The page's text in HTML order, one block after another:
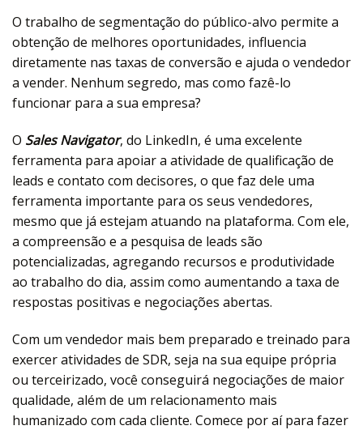
O trabalho de segmentação do público-alvo permite a
obtenção de melhores oportunidades, influencia
diretamente nas taxas de conversão e ajuda o vendedor
a vender. Nenhum segredo, mas como fazê-lo
funcionar para a sua empresa?
O Sales Navigator, do LinkedIn, é uma excelente
ferramenta para apoiar a atividade de qualificação de
leads e contato com decisores, o que faz dele uma
ferramenta importante para os seus vendedores,
mesmo que já estejam atuando na plataforma. Com ele,
a compreensão e a pesquisa de leads são
potencializadas, agregando recursos e produtividade
ao trabalho do dia, assim como aumentando a taxa de
respostas positivas e negociações abertas.
Com um vendedor mais bem preparado e treinado para
exercer atividades de SDR, seja na sua equipe própria
ou terceirizado, você conseguirá negociações de maior
qualidade, além de um relacionamento mais
humanizado com cada cliente. Comece por aí para fazer